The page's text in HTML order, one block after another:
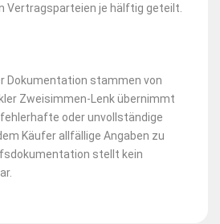
Vertragsparteien je hälftig geteilt.
Dokumentation stammen von
Zweisimmen-Lenk übernimmt
oder unvollständige
Käufer allfällige Angaben zu
stellt kein